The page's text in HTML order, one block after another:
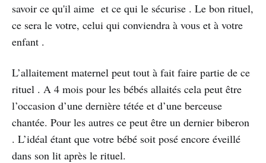
savoir ce qu'il aime et ce qui le sécurise . Le bon rituel,
ce sera le votre, celui qui conviendra à vous et à votre
enfant .
L’allaitement maternel peut tout à fait faire partie de ce
rituel . A 4 mois pour les bébés allaités cela peut être
l’occasion d’une dernière tétée et d’une berceuse
chantée. Pour les autres ce peut être un dernier biberon
. L’idéal étant que votre bébé soit posé encore éveillé
dans son lit après le rituel.